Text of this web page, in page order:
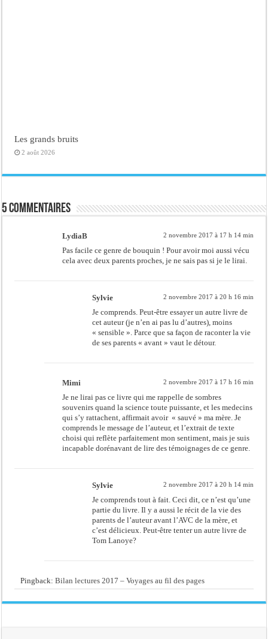
Les grands bruits
2 août 2026
5 commentaires
LydiaB 2 novembre 2017 à 17 h 14 min
Pas facile ce genre de bouquin ! Pour avoir moi aussi vécu
cela avec deux parents proches, je ne sais pas si je le lirai.
Sylvie 2 novembre 2017 à 20 h 16 min
Je comprends. Peut-être essayer un autre livre de
cet auteur (je n’en ai pas lu d’autres), moins
« sensible ». Parce que sa façon de raconter la vie
de ses parents « avant » vaut le détour.
Mimi 2 novembre 2017 à 17 h 16 min
Je ne lirai pas ce livre qui me rappelle de sombres
souvenirs quand la science toute puissante, et les medecins
qui s’y rattachent, affirmait avoir « sauvé » ma mère. Je
comprends le message de l’auteur, et l’extrait de texte
choisi qui reflète parfaitement mon sentiment, mais je suis
incapable dorénavant de lire des témoignages de ce genre.
Sylvie 2 novembre 2017 à 20 h 14 min
Je comprends tout à fait. Ceci dit, ce n’est qu’une
partie du livre. Il y a aussi le récit de la vie des
parents de l’auteur avant l’AVC de la mère, et
c’est délicieux. Peut-être tenter un autre livre de
Tom Lanoye?
Pingback:Bilan lectures 2017 – Voyages au fil des pages